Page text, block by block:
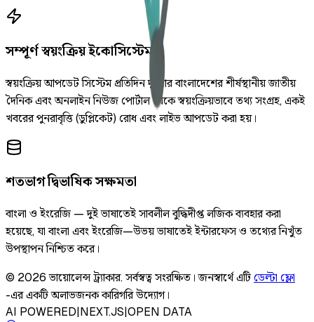
সম্পূর্ণ স্বয়ংক্রিয় ইকোসিস্টেম
স্বয়ংক্রিয় আপডেট সিস্টেম প্রতিদিন দুইবার বাংলাদেশের শীর্ষস্থানীয় জাতীয়
দৈনিক এবং অনলাইন নিউজ পোর্টাল থেকে স্বয়ংক্রিয়ভাবে তথ্য সংগ্রহ, একই
খবরের পুনরাবৃত্তি (ডুপ্লিকেট) রোধ এবং লাইভ আপডেট করা হয়।
শতভাগ দ্বিভাষিক সক্ষমতা
বাংলা ও ইংরেজি — দুই ভাষাতেই সাবলীল বুদ্ধিদীপ্ত লজিক ব্যবহার করা
হয়েছে, যা বাংলা এবং ইংরেজি—উভয় ভাষাতেই ইন্টারফেস ও তথ্যের নিখুঁত
উপস্থাপন নিশ্চিত করে।
© 2026 ভায়োলেন্স ট্র্যাকার.সর্বস্বত্ব সংরক্ষিত। জনস্বার্থে এটিডেল্টা ফ্লো
-এর একটি অলাভজনক কারিগরি উদ্যোগ।
AI POWERED|NEXT.JS|OPEN DATA